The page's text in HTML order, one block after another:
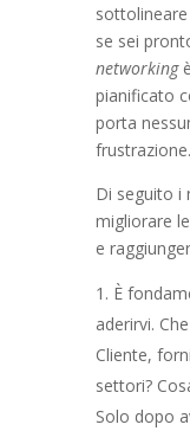
se sei
networking
pianificato
porta
frustrazione.
Di seguito i
migliorare
e
È
aderirvi.
Cliente,
settori?
Solo dopo